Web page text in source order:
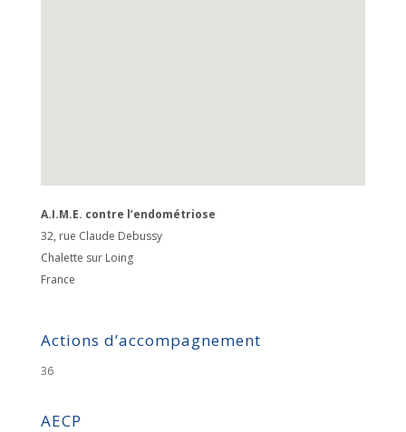
A.I.M.E. contre l’endométriose
32, rue Claude Debussy
Chalette sur Loing
France
Actions d’accompagnement
36
AECP